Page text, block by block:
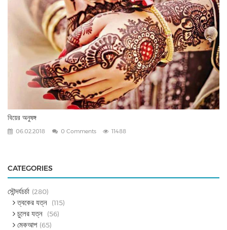
বিয়ের অনুষঙ্গ
06.02.2018 0 Comments 11488
CATEGORIES
সৌন্দর্যচর্চা (280)
ত্বকের যত্ন (115)
চুলের যত্ন (56)
মেকআপ (65)